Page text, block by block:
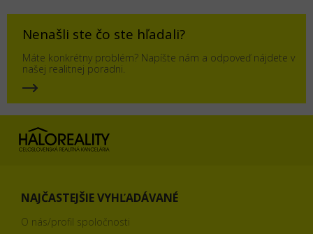
Nenašli ste čo ste hľadali?
Máte konkrétny problém? Napíšte nám a odpoveď nájdete v
našej realitnej poradni.
NAJČASTEJŠIE VYHĽADÁVANÉ
O nás/profil spoločnosti